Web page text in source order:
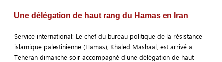
Une délégation de haut rang du Hamas en Iran
Service international: Le chef du bureau politique de la résistance
islamique palestinienne (Hamas), Khaled Mashaal, est arrivé a
Teheran dimanche soir accompagné d'une délégation de haut